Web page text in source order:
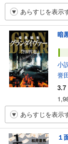
あらすじを表示
暗
小
誉
3.7
あらすじを表示
１